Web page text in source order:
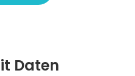
Daten